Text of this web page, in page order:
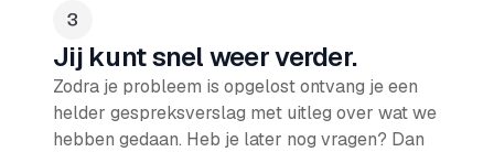
Jij kunt snel weer verder.
Zodra je probleem is opgelost ontvang je een
helder gespreksverslag met uitleg over wat we
hebben gedaan. Heb je later nog vragen? Dan